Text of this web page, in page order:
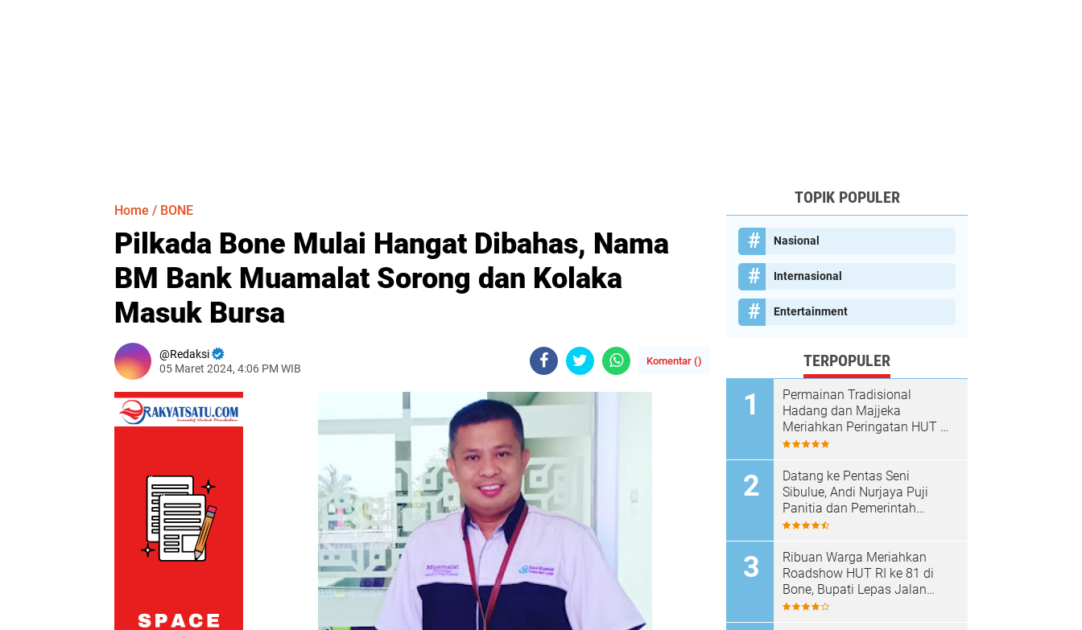
Home / BONE
Pilkada Bone Mulai Hangat Dibahas, Nama
BM Bank Muamalat Sorong dan Kolaka
Masuk Bursa
Redaksi
05 Maret 2024, 4:06 PM WIB
Komentar ()
TOPIK POPULER
Nasional
Internasional
Entertainment
TERPOPULER
Permainan Tradisional
Hadang dan Majjeka
Meriahkan Peringatan HUT RI
di Sibulue
Datang ke Pentas Seni
Sibulue, Andi Nurjaya Puji
Panitia dan Pemerintah
Kecamatan
Ribuan Warga Meriahkan
Roadshow HUT RI ke 81 di
Bone, Bupati Lepas Jalan
Santai